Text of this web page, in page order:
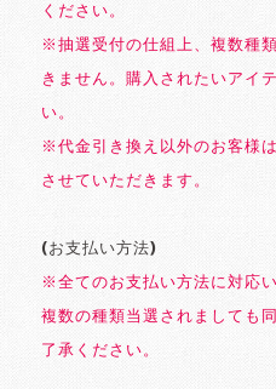
ください。
※抽選受付の仕組上、複数種
きません。購入されたいアイ
い。
※代金引き換え以外のお客様
させていただきます。
(お支払い方法)
※全てのお支払い方法に対応
複数の種類当選されましても
了承ください。